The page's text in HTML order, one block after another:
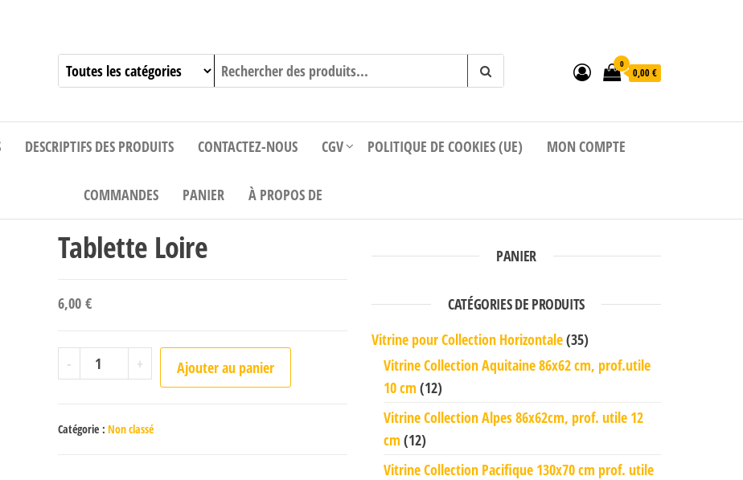
0
0,00 €
DESCRIPTIFS DES PRODUITS CONTACTEZ-NOUS CGV POLITIQUE DE COOKIES (UE) MON COMPTE
COMMANDES PANIER À PROPOS DE
Tablette Loire
6,00 €
- quantité de Tablette Loire
+ Ajouter au panier
Catégorie : Non classé
PANIER
CATÉGORIES DE PRODUITS
Vitrine pour Collection Horizontale(35)
Vitrine Collection Aquitaine 86x62 cm, prof.utile
10 cm (12)
Vitrine Collection Alpes 86x62cm, prof. utile 12
cm (12)
Vitrine Collection Pacifique 130x70 cm prof. utile